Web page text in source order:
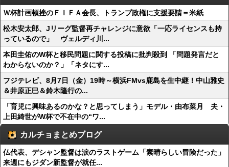
Ｗ杯計画頓挫のＦＩＦＡ会長、トランプ政権に支援要請＝米紙
松木安太郎、Jリーグ監督再チャレンジに意欲「一応ライセンスも持
っているので」 ヴェルディ川...
本田圭佑のW杯と移民問題に関する投稿に批判殺到 「問題発言だと
わからないのか？」「ネタにす...
フジテレビ、8月7日（金）19時～横浜FMvs鹿島を生中継！中山雅史
＆井原正巳＆鈴木隆行の...
「育児に興味あるのかな？と思ってしまう」モデル・由布菜月 夫・
上田綺世がW杯で不在中の“ワ...
カルチョまとめブログ
仏代表、デシャン監督は涙のラストゲーム「素晴らしい冒険だった」
来週にもジダン新監督が就任...